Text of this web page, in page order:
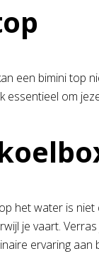
een bimini top
om
het water is
je vaart.
ervaring aan